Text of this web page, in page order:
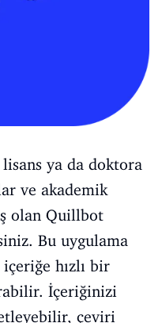
ya da doktora
ve akademik
olan Quillbot
Bu uygulama
hızlı bir
İçeriğinizi
çeviri